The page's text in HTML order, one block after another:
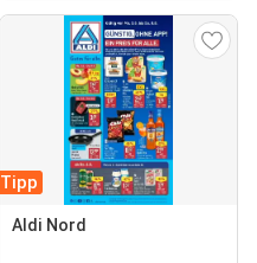
Tipp
Aldi Nord